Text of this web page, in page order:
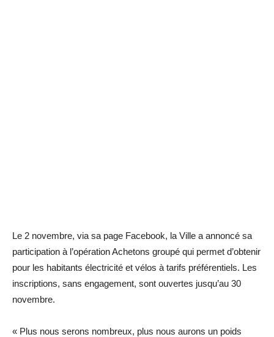
Le 2 novembre, via sa page Facebook, la Ville a annoncé sa
participation à l’opération Achetons groupé qui permet d’obtenir
pour les habitants électricité et vélos à tarifs préférentiels. Les
inscriptions, sans engagement, sont ouvertes jusqu’au 30
novembre.
« Plus nous serons nombreux, plus nous aurons un poids